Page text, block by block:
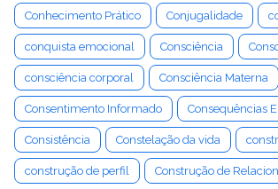
Conhecimento Prático Conjugalidade
conquista emocional Consciência
consciência corporal Consciência Materna
Consentimento Informado Consequências
Consistência Constelação da vida
construção de perfil Construção de